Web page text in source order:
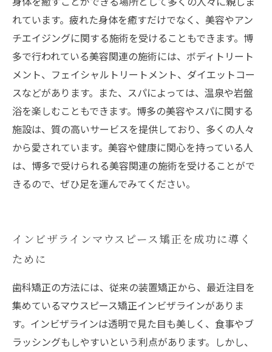
れています。疲れた身体を癒すだけでなく、美容やアン
チエイジングに関する施術を受けることもできます。博
多で行われている美容関連の施術には、ボディトリート
メント、フェイシャルトリートメント、ダイエットコー
スなどがあります。また、スパによっては、温泉や岩盤
浴を楽しむこともできます。博多の美容やスパに関する
施設は、質の高いサービスを提供しており、多くの人々
から愛されています。美容や健康に関心を持っている人
は、博多で受けられる美容関連の施術を受けることがで
きるので、ぜひ足を運んでみてください。
インビザラインマウスピース矯正を成功に導く
ために
歯科矯正の方法には、従来の装置矯正から、最近注目を
集めているマウスピース矯正インビザラインがありま
す。インビザラインは透明で見た目も美しく、食事やブ
ラッシングもしやすいという利点があります。しかし、